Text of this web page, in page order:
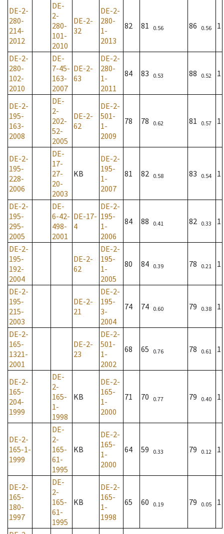
DE-2-
280-
214-
2012
DE-
2-
280-
101-
2010
DE-2-
32
DE-2-
280-
1-
2013
82 81 0.56 86 0.56 1
DE-2-
280-
102-
2010
DE-
7-45-
163-
2007
DE-2-
63
DE-2-
280-
1-
2011
84 83 0.53 88 0.52 1
DE-2-
195-
163-
2008
DE-
2-
202-
52-
2005
DE-2-
62
DE-2-
501-
1-
2009
78 78 0.62 81 0.57 1
DE-2-
195-
228-
2006
DE-
17-
27-
20-
2003
KB
DE-2-
195-
1-
2007
81 82 0.58 83 0.54 1
DE-2-
195-
295-
2005
DE-
6-42-
498-
2001
DE-17-
4
DE-2-
195-
1-
2006
84 88 0.41 82 0.33 1
DE-2-
195-
192-
2004
DE-2-
62
DE-2-
195-
1-
2005
80 84 0.39 78 0.21 1
DE-2-
195-
215-
2003
DE-2-
21
DE-2-
195-
3-
2004
74 74 0.60 79 0.38 1
DE-2-
165-
1321-
2001
DE-2-
23
DE-2-
501-
1-
2002
68 65 0.76 78 0.61 1
DE-2-
165-
204-
1999
DE-
2-
165-
1-
1998
KB
DE-2-
165-
1-
2000
71 70 0.77 79 0.40 1
DE-2-
165-1-
1999
DE-
2-
165-
61-
1995
KB
DE-2-
165-
1-
2000
64 59 0.33 79 0.12 1
DE-2-
165-
180-
1997
DE-
2-
165-
61-
1995
KB
DE-2-
165-
1-
1998
65 60 0.19 79 0.05 1